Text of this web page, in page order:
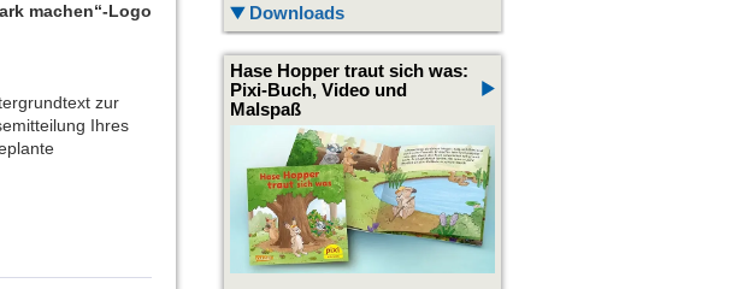
machen“-Logo
zur
Ihres
Downloads
Hase Hopper traut sich was:
Pixi-Buch, Video und
Malspaß